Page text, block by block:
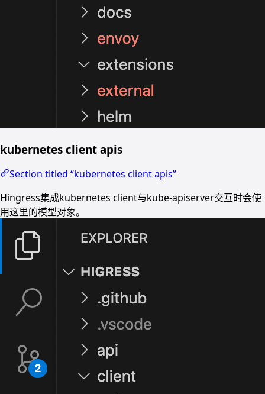
kubernetes client apis
Section titled “kubernetes client apis”
Hingress集成kubernetes client与kube-apiserver交互时会使
用这里的模型对象。